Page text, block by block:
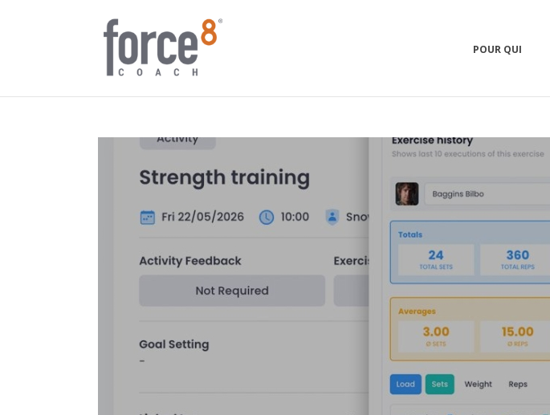
POUR QUI